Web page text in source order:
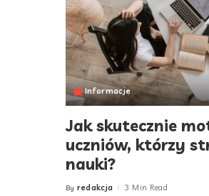
Informacje
Jak skutecznie
uczniów, którzy
nauki?
Posted
By redakcja 3 Min Read